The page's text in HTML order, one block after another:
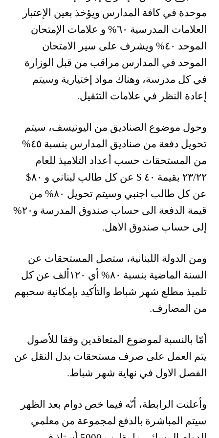
موحدة في كافة المدارس ويؤخذ بعين الإعتبار
العلامات المدرسية ٦٠% و علامات الإمتحان
الموحد ٤٠% ويشرف على سير الامتحان
الموحد في المدارس مراقب من قبل الوزارة
في كل مدرسة، وهناك مواد إختيارية وسيتم
إعادة النظر في علامات التثقيل.
وحول موضوع الصناديق من اليونيسف، سيتم
تحويل دفعة من صناديق المدارس بنسبة ٤٥%
من المستحقات حسب أعداد التلاميذ للعام
٢٣/٢٢ بقيمة ٤٠ $ عن كل طالب لبناني و ٨٠$
عن كل طالب اجنبي وسيتم تحويل ٨٠% من
قيمة الدفعة الى حساب صندوق المدرسة و٢٠%
إلى حساب صندوق الاهل.
ومن الدولة اللبنانية، ستصل المستحقات عن
السنة الماضية بنسبة ٨٠% أي ١٢٠ألف عن كل
تلميذ مطلع شهر شباط والتأكيد بإمكانية سحبهم
من المصارف.
أمّا بالنسبة لموضوع المتعاقدين وفقا للأصول
يتم العمل على صرف مستحقات بدل النقل عن
الفصل الاول في نهاية شهر شباط.
وأعلنت الرابطة، أنّه فيما خص دوام بعد الظهر
سيتم المباشرة بالدفع لمجموعة من معلمي